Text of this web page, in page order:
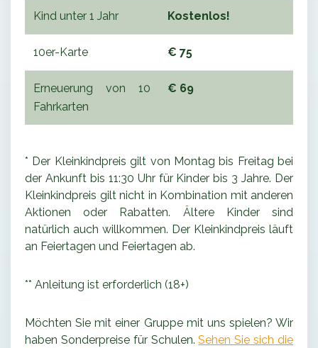
Kind unter 1 Jahr Kostenlos!
10er-Karte € 75
Erneuerung von 10
Fahrkarten
€ 69
* Der Kleinkindpreis gilt von Montag bis Freitag bei
der Ankunft bis 11:30 Uhr für Kinder bis 3 Jahre. Der
Kleinkindpreis gilt nicht in Kombination mit anderen
Aktionen oder Rabatten. Ältere Kinder sind
natürlich auch willkommen. Der Kleinkindpreis läuft
an Feiertagen und Feiertagen ab.
** Anleitung ist erforderlich (18+)
Möchten Sie mit einer Gruppe mit uns spielen? Wir
haben Sonderpreise für Schulen.Sehen Sie sich die